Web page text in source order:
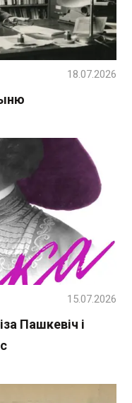
18.07.2026
Пашкевіч і
15.07.2026